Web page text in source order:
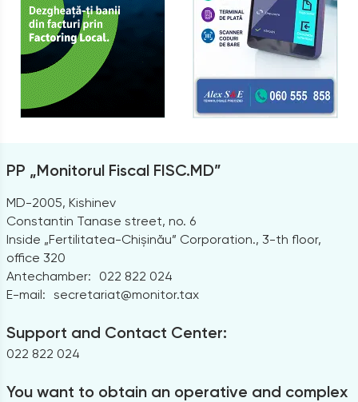
PP „Monitorul Fiscal FISC.MD”
MD-2005, Kishinev
Constantin Tanase street, no. 6
Inside „Fertilitatea-Chișinău” Corporation., 3-th floor,
office 320
Antechamber:
022 822 024
E-mail: secretariat@monitor.tax
Support and Contact Center:
022 822 024
You want to obtain an operative and complex